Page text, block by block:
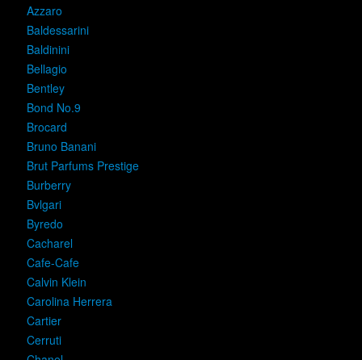
Azzaro
Baldessarini
Baldinini
Bellagio
Bentley
Bond No.9
Brocard
Bruno Banani
Brut Parfums Prestige
Burberry
Bvlgari
Byredo
Cacharel
Cafe-Cafe
Calvin Klein
Carolina Herrera
Cartier
Cerruti